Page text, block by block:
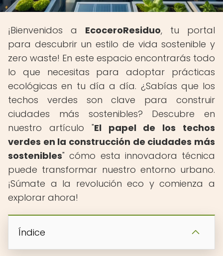
¡Bienvenidos a EcoceroResiduo, tu portal
para descubrir un estilo de vida sostenible y
zero waste! En este espacio encontrarás todo
lo que necesitas para adoptar prácticas
ecológicas en tu día a día. ¿Sabías que los
techos verdes son clave para construir
ciudades más sostenibles? Descubre en
nuestro artículo "El papel de los techos
verdes en la construcción de ciudades más
sostenibles" cómo esta innovadora técnica
puede transformar nuestro entorno urbano.
¡Súmate a la revolución eco y comienza a
explorar ahora!
Índice